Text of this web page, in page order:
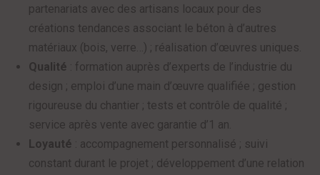
partenariats avec des artisans locaux pour des
créations tendances associant le béton à d’autres
matériaux (bois, verre…) ; réalisation d’œuvres uniques.
Qualité : formation auprès d’experts de l’industrie du
design ; emploi d’une main d’œuvre qualifiée ; gestion
rigoureuse du chantier ; tests et contrôle de qualité ;
service après vente avec garantie d’1 an.
Loyauté : accompagnement personnalisé ; suivi
constant durant le projet ; développement d’une relation